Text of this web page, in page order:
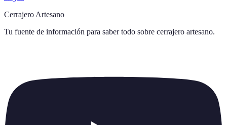
Cerrajero Artesano
Tu fuente de información para saber todo sobre cerrajero artesano.